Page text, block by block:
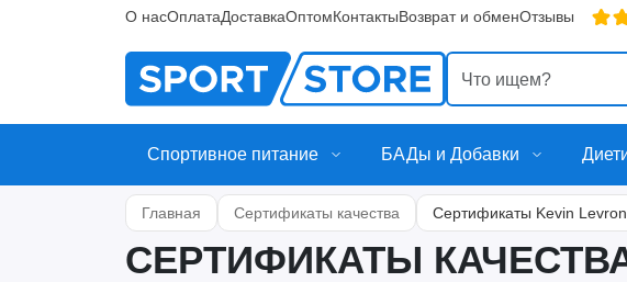
О насОплатаДоставкаОптомКонтактыВозврат и обменОтзывы
Спортивное питание БАДы и Добавки
Главная Сертификаты качества Сертификаты Kevin
СЕРТИФИКАТЫ КАЧЕСТВА